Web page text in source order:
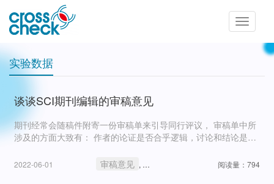
Toggle
实验数据
谈谈SCI期刊编辑的审稿意见
期刊经常会随稿件附寄一份审稿单来引导同行评议， 审稿单中所
涉及的方面大致有： 作者的论证是否合乎逻辑，讨论和结论是否
要？稿件中的实验描述是否清楚并且能被读者重复？ 文字表达是
2022-06-01 审稿意见 , 实验数据 稿件结构 , SCI期刊
阅读量：794